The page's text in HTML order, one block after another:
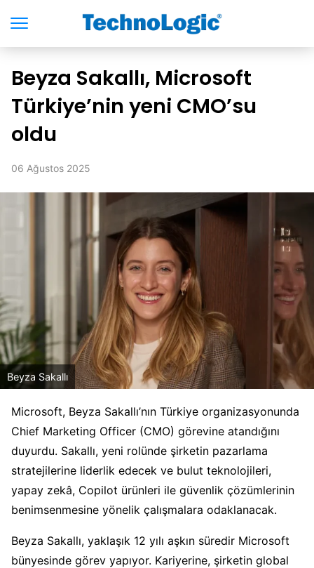
Beyza Sakallı, Microsoft
Türkiye’nin yeni CMO’su
oldu
06 Ağustos 2025
Beyza Sakallı
Microsoft, Beyza Sakallı’nın Türkiye organizasyonunda
Chief Marketing Officer (CMO) görevine atandığını
duyurdu. Sakallı, yeni rolünde şirketin pazarlama
stratejilerine liderlik edecek ve bulut teknolojileri,
yapay zekâ, Copilot ürünleri ile güvenlik çözümlerinin
benimsenmesine yönelik çalışmalara odaklanacak.
Beyza Sakallı, yaklaşık 12 yılı aşkın süredir Microsoft
bünyesinde görev yapıyor. Kariyerine, şirketin global